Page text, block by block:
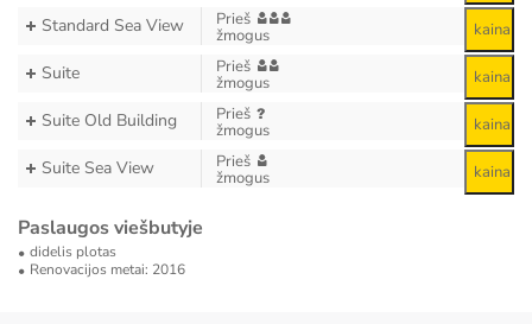
Standard Sea View Prieš
žmogus kaina
Suite Prieš
žmogus kaina
Suite Old Building Prieš
žmogus kaina
Suite Sea View Prieš
žmogus kaina
Paslaugos viešbutyje
didelis plotas
Renovacijos metai: 2016